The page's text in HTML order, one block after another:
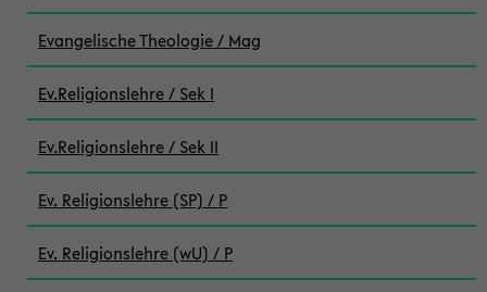
Evangelische Theologie / Mag
Ev.Religionslehre / Sek I
Ev.Religionslehre / Sek II
Ev. Religionslehre (SP) / P
Ev. Religionslehre (wU) / P